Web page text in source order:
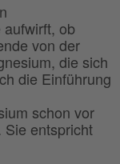
aufwirft, ob
von der
die sich
die Einführung
schon vor
Sie entspricht